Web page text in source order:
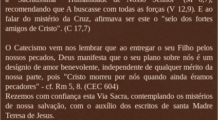
recomendando que A buscasse com todas as forças (V 12,9). E ao
falar do mistério da Cruz, afirmava ser este o "selo dos fortes
amigos de Cristo". (C 17,7)
O Catecismo vem nos lembrar que ao entregar o seu Filho pelos
nossos pecados, Deus manifesta que o seu plano sobre nós é um
desígnio de amor benevolente, independente de qualquer mérito da
nossa parte, pois "Cristo morreu por nós quando ainda éramos
pecadores" - cf. Rm 5, 8. (CEC 604)
Rezemos com confiança esta Via Sacra, contemplando os mistérios
de nossa salvação, com o auxílio dos escritos de santa Madre
Teresa de Jesus.